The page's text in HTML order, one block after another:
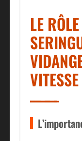
LE
VITESSE